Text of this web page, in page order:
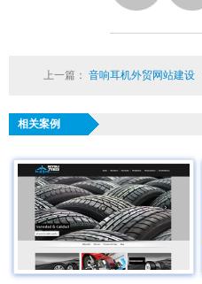
上一篇： 音响耳机外贸网站建设
相关案例